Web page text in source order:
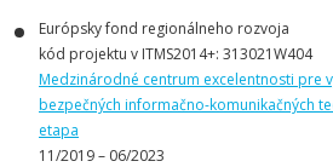
Európsky fond regionálneho rozvoja
kód projektu v ITMS2014+: 313021W404
Medzinárodné centrum excelentnosti pre
bezpečných informačno-komunikačných
etapa
11/2019 – 06/2023